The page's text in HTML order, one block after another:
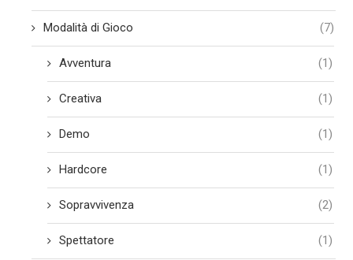
Modalità di Gioco (7)
Avventura (1)
Creativa (1)
Demo (1)
Hardcore (1)
Sopravvivenza (2)
Spettatore (1)